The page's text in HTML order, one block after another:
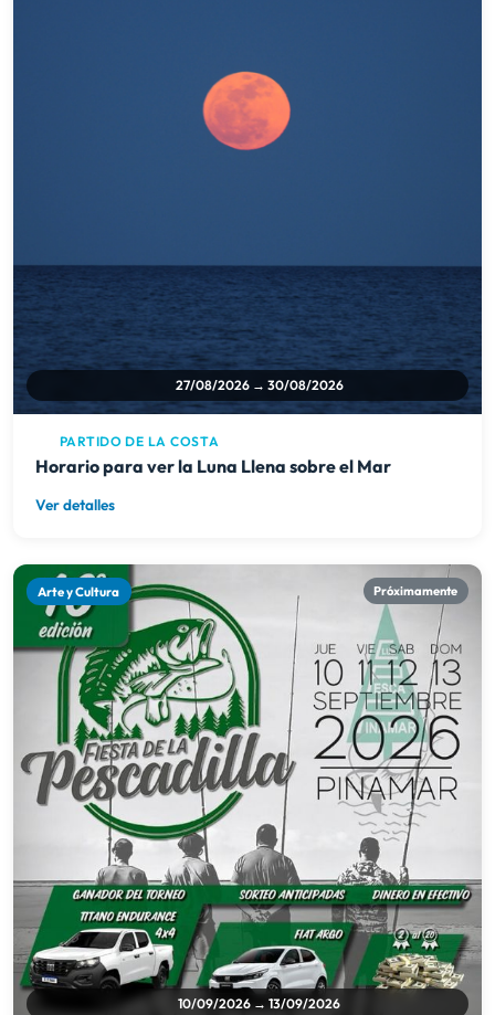
27/08/2026 → 30/08/2026
PARTIDO DE LA COSTA
Horario para ver la Luna Llena sobre el Mar
Ver detalles
Arte y Cultura Próximamente
10/09/2026 → 13/09/2026